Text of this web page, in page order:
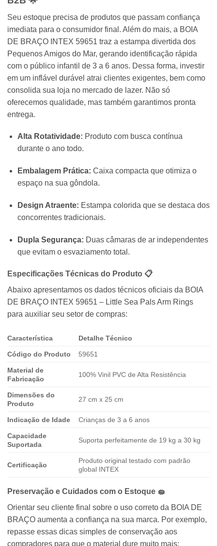
Seu estoque precisa de produtos que passam confiança
imediata para o consumidor final. Além do mais, a BOIA
DE BRAÇO INTEX 59651 traz a estampa divertida dos
Pequenos Amigos do Mar, gerando identificação rápida
com o público infantil de 3 a 6 anos. Dessa forma, investir
em um inflável durável atrai clientes exigentes, bem como
consolida sua loja no mercado de lazer. Não só
oferecemos qualidade, mas também garantimos pronta
entrega.
Alta Rotatividade: Produto com busca contínua
durante o ano todo.
Embalagem Prática: Caixa compacta que otimiza o
espaço na sua gôndola.
Design Atraente: Estampa colorida que se destaca dos
concorrentes tradicionais.
Dupla Segurança: Duas câmaras de ar independentes
que evitam o esvaziamento total.
Especificações Técnicas do Produto 📋
Abaixo apresentamos os dados técnicos oficiais da BOIA
DE BRAÇO INTEX 59651 – Little Sea Pals Arm Rings
para auxiliar seu setor de compras:
Característica Detalhe Técnico
Código do Produto 59651
Material de
Fabricação
100% Vinil PVC de Alta Resistência
Dimensões do
Produto
27 cm x 25 cm
Indicação de Idade Crianças de 3 a 6 anos
Capacidade
Suportada
Suporta perfeitamente de 19 kg a 30 kg
Certificação
Produto original testado com padrão
global INTEX
Preservação e Cuidados com o Estoque 🧽
Orientar seu cliente final sobre o uso correto da BOIA DE
BRAÇO aumenta a confiança na sua marca. Por exemplo,
repasse essas dicas simples de conservação aos
compradores para que o material dure muito mais: